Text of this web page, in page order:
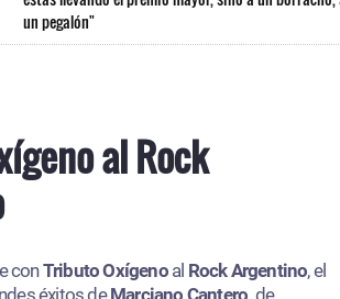
un pegalón"
al Rock
conTributo Oxígenoal Rock Argentino, el
éxitos deMarciano Cantero,de